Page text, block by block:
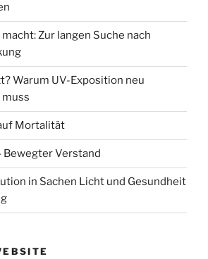
Zur langen Suche nach
Warum UV-Exposition neu
Mortalität
Bewegter Verstand
in Sachen Licht und Gesundheit